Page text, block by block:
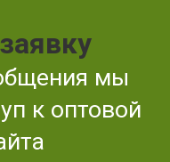
мы
к оптовой